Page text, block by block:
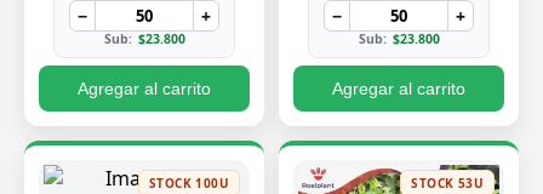
− +
Sub: $23.800
Agregar al carrito
− +
Sub: $23.800
Agregar al carrito
STOCK 100U STOCK 53U